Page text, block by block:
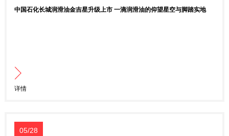
中国石化长城润滑油金吉星升级上市 一滴润滑油的仰望星空与脚踏实地
详情
05/28